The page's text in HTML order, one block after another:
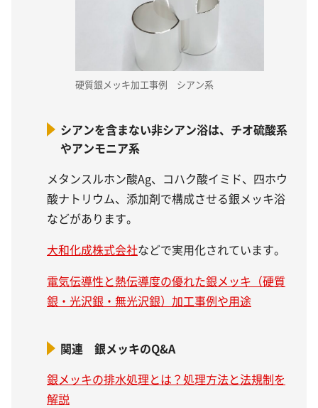
硬質銀メッキ加工事例 シアン系
シアンを含まない非シアン浴は、チオ硫酸系
やアンモニア系
メタンスルホン酸Ag、コハク酸イミド、四ホウ
酸ナトリウム、添加剤で構成させる銀メッキ浴
などがあります。
大和化成株式会社などで実用化されています。
電気伝導性と熱伝導度の優れた銀メッキ（硬質
銀・光沢銀・無光沢銀）加工事例や用途
関連 銀メッキのQ&A
銀メッキの排水処理とは？処理方法と法規制を
解説